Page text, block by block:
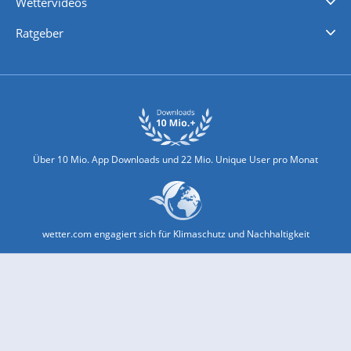
Ratgeber
Über 10 Mio. App Downloads und 22 Mio. Unique User pro Monat
wetter.com engagiert sich für Klimaschutz und Nachhaltigkeit